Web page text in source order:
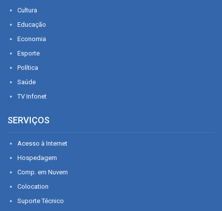
Cultura
Educação
Economia
Esporte
Política
Saúde
TV Infonet
SERVIÇOS
Acesso à Internet
Hospedagem
Comp. em Nuvem
Colocation
Suporte Técnico